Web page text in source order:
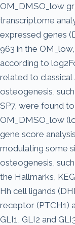
OM_DMSO_low
transcriptome
expressed genes
963 in the
according to log2FoldChange
related to classical
osteogenesis, such
SP7, were found
OM_DMSO_low
gene score
modulating some
osteogenesis,
the Hallmarks,
Hh cell ligands
receptor (PTCH1)
GLI1, GLI2 and